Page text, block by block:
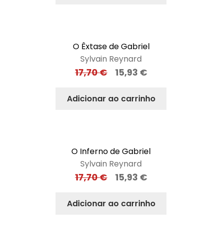
O Êxtase de Gabriel
Sylvain Reynard
17,70€ 15,93 €
Adicionar ao carrinho
O Inferno de Gabriel
Sylvain Reynard
17,70€ 15,93 €
Adicionar ao carrinho